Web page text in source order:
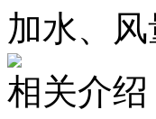
加水、
相关介绍